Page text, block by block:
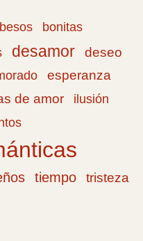
besos
bonitas
desamor deseo
esperanza
de amor
ilusión
tiempo
tristeza